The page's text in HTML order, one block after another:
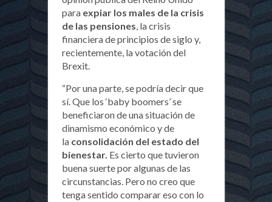
para expiar los males de la crisis
de las pensiones, la crisis
financiera de principios de siglo y,
recientemente, la votación del
Brexit.
“Por una parte, se podría decir que
sí. Que los ‘baby boomers’ se
beneficiaron de una situación de
dinamismo económico y de
la consolidación del estado del
bienestar. Es cierto que tuvieron
buena suerte por algunas de las
circunstancias. Pero no creo que
tenga sentido comparar eso con lo